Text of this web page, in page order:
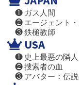
❶ ガス人間
❷ エージェント・
❸ 鉄槌教師
USA
❶ 史上最悪の隣人
❷ 捜索者の血
❸ アバター：伝説